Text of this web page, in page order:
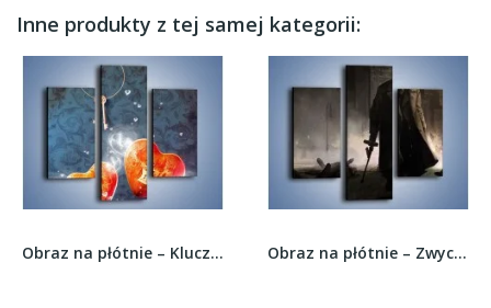
Inne produkty z tej samej kategorii:
Obraz na płótnie – Klucz do odpowiedniego serca... Obraz na płótnie – Zwycięskim krokiem w stronę...